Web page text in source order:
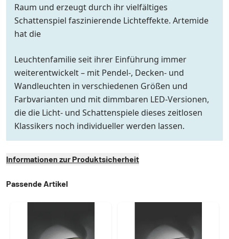
Raum und erzeugt durch ihr vielfältiges
Schattenspiel faszinierende Lichteffekte. Artemide
hat die
Leuchtenfamilie seit ihrer Einführung immer
weiterentwickelt – mit Pendel-, Decken- und
Wandleuchten in verschiedenen Größen und
Farbvarianten und mit dimmbaren LED-Versionen,
die die Licht- und Schattenspiele dieses zeitlosen
Klassikers noch individueller werden lassen.
Informationen zur Produktsicherheit
Passende Artikel